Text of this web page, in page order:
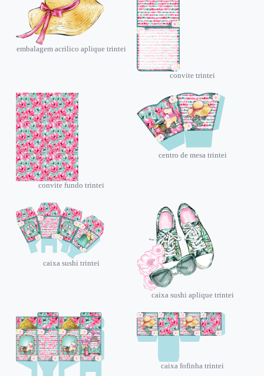
embalagem acrilico aplique trintei
convite trintei
convite fundo trintei
centro de mesa trintei
caixa sushi trintei
caixa sushi aplique trintei
caixa fofinha trintei